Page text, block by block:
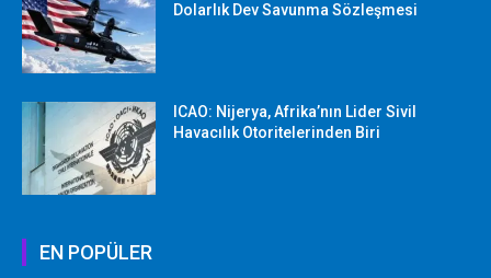
Dolarlık Dev Savunma Sözleşmesi
ICAO: Nijerya, Afrika’nın Lider Sivil
Havacılık Otoritelerinden Biri
EN POPÜLER